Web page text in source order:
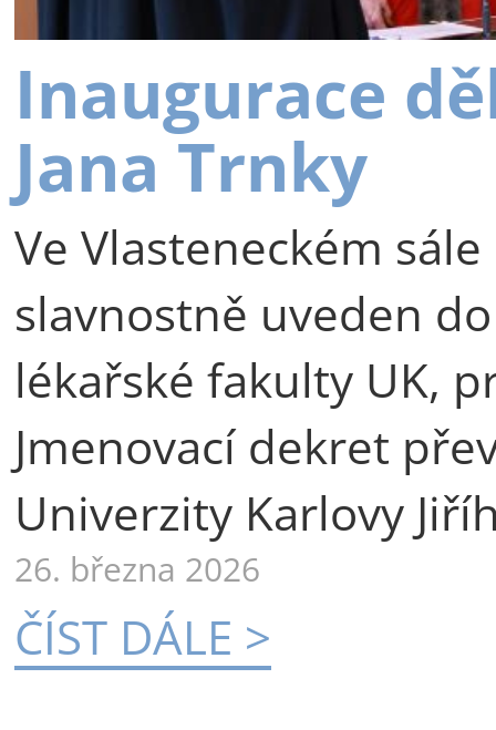
Inaugurace
Jana Trnky
Ve Vlasteneckém
slavnostně uveden
lékařské fakulty UK,
Jmenovací dekret
Univerzity Karlovy
26. března 2026
ČÍST DÁLE >